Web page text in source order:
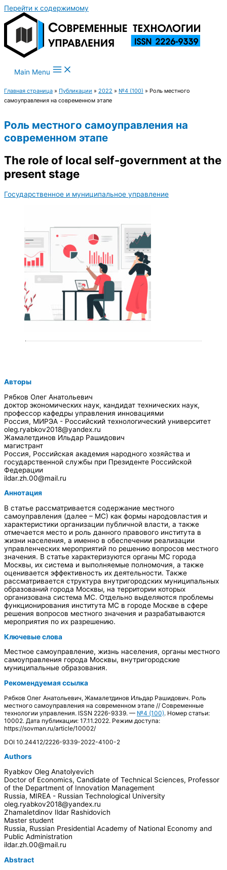
Перейти к содержимому
Main Menu
Главная страница » Публикации » 2022 » №4 (100) » Роль местного
самоуправления на современном этапе
Роль местного самоуправления на
современном этапе
The role of local self-government at the
present stage
Государственное и муниципальное управление
Авторы
Рябков Олег Анатольевич
доктор экономических наук, кандидат технических наук,
профессор кафедры управления инновациями
Россия, МИРЭА - Российский технологический университет
oleg.ryabkov2018@yandex.ru
Жамалетдинов Ильдар Рашидович
магистрант
Россия, Российская академия народного хозяйства и
государственной службы при Президенте Российской
Федерации
ildar.zh.00@mail.ru
Аннотация
В статье рассматривается содержание местного
самоуправления (далее – МС) как формы народовластия и
характеристики организации публичной власти, а также
отмечается место и роль данного правового института в
жизни населения, а именно в обеспечении реализации
управленческих мероприятий по решению вопросов местного
значения. В статье характеризуются органы МС города
Москвы, их система и выполняемые полномочия, а также
оценивается эффективность их деятельности. Также
рассматривается структура внутригородских муниципальных
образований города Москвы, на территории которых
организована система МС. Отдельно выделяются проблемы
функционирования института МС в городе Москве в сфере
решения вопросов местного значения и разрабатываются
мероприятия по их разрешению.
Ключевые слова
Местное самоуправление, жизнь населения, органы местного
самоуправления города Москвы, внутригородские
муниципальные образования.
Рекомендуемая ссылка
Рябков Олег Анатольевич, Жамалетдинов Ильдар Рашидович. Роль
местного самоуправления на современном этапе // Современные
технологии управления. ISSN 2226-9339. — №4 (100). Номер статьи:
10002. Дата публикации: 17.11.2022. Режим доступа:
https://sovman.ru/article/10002/
DOI 10.24412/2226-9339-2022-4100-2
Authors
Ryabkov Oleg Anatolyevich
Doctor of Economics, Candidate of Technical Sciences, Professor
of the Department of Innovation Management
Russia, MIREA - Russian Technological University
oleg.ryabkov2018@yandex.ru
Zhamaletdinov Ildar Rashidovich
Master student
Russia, Russian Presidential Academy of National Economy and
Public Administration
ildar.zh.00@mail.ru
Abstract